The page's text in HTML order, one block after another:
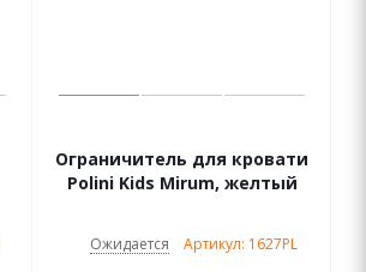
Ограничитель для кровати
Polini Kids Mirum, желтый
Ожидается Артикул: 1627PL